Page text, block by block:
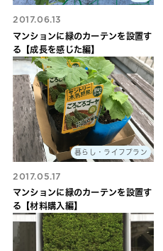
2017.06.13
マンションに緑のカーテンを設置す
る【成長を感じた編】
暮らし・ライフプラン
2017.05.17
マンションに緑のカーテンを設置す
る【材料購入編】